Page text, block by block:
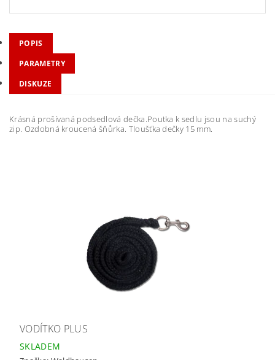
POPIS
PARAMETRY
DISKUZE
Krásná prošívaná podsedlová dečka.Poutka k sedlu jsou na suchý
zip. Ozdobná kroucená šňůrka. Tloušťka dečky 15 mm.
VODÍTKO PLUS
SKLADEM